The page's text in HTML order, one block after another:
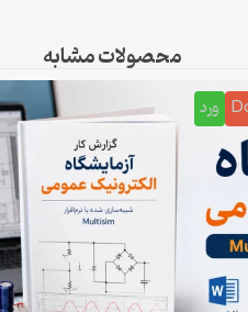
محصولات مشابه
ورد